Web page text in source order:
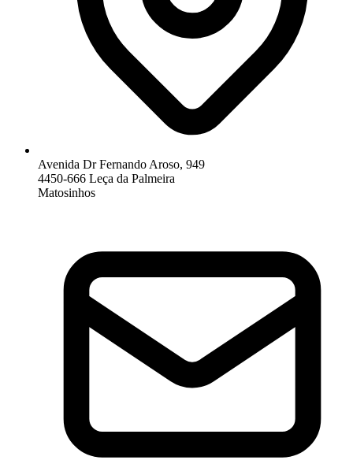
Avenida Dr Fernando Aroso, 949
4450-666 Leça da Palmeira
Matosinhos